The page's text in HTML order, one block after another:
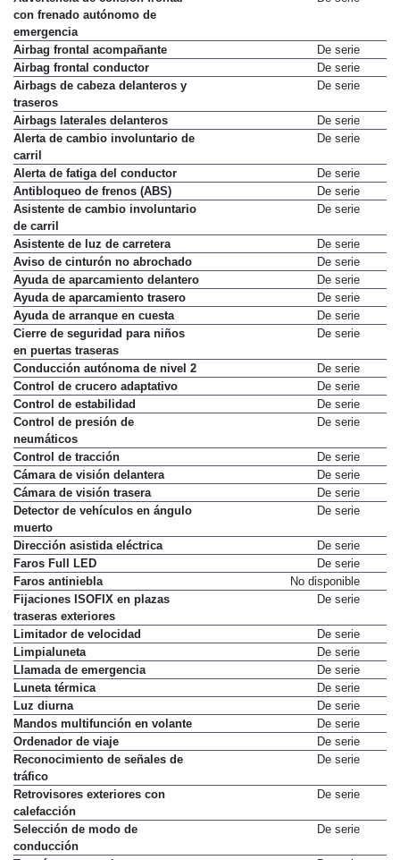
Advertencia de colisión frontal
con frenado autónomo de
emergencia
Airbag frontal acompañante
De serie
Airbag frontal conductor
De serie
Airbags de cabeza delanteros y
traseros
Airbags laterales delanteros
De serie
Alerta de cambio involuntario de
carril
Alerta de fatiga del conductor
De serie
Antibloqueo de frenos (ABS)
De serie
Asistente de cambio involuntario
de carril
Asistente de luz de carretera
De serie
Aviso de cinturón no abrochado
De serie
Ayuda de aparcamiento delantero
De serie
Ayuda de aparcamiento trasero
De serie
Ayuda de arranque en cuesta
De serie
Cierre de seguridad para niños
en puertas traseras
Conducción autónoma de nivel 2
De serie
Control de crucero adaptativo
De serie
Control de estabilidad
De serie
Control de presión de
neumáticos
Control de tracción
De serie
Cámara de visión delantera
De serie
Cámara de visión trasera
De serie
Detector de vehículos en ángulo
muerto
Dirección asistida eléctrica
De serie
Faros Full LED
De serie
Faros antiniebla
No disponible
Fijaciones ISOFIX en plazas
traseras exteriores
Limitador de velocidad
De serie
Limpialuneta
De serie
Llamada de emergencia
De serie
Luneta térmica
De serie
Luz diurna
De serie
Mandos multifunción en volante
De serie
Ordenador de viaje
De serie
Reconocimiento de señales de
tráfico
Retrovisores exteriores con
calefacción
Selección de modo de